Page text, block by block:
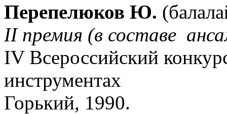
Перепелюков Ю.
II премия (в составе
IV Всероссийский
инструментах
Горький, 1990.